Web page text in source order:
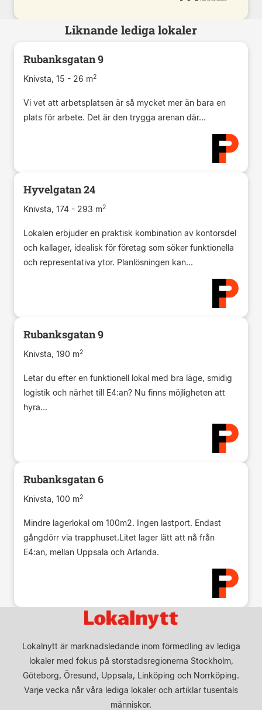
Liknande lediga lokaler
Rubanksgatan 9
Knivsta, 15 - 26 m2
Vi vet att arbetsplatsen är så mycket mer än bara en
plats för arbete. Det är den trygga arenan där...
Hyvelgatan 24
Knivsta, 174 - 293 m2
Lokalen erbjuder en praktisk kombination av kontorsdel
och kallager, idealisk för företag som söker funktionella
och representativa ytor. Planlösningen kan...
Rubanksgatan 9
Knivsta, 190 m2
Letar du efter en funktionell lokal med bra läge, smidig
logistik och närhet till E4:an? Nu finns möjligheten att
hyra...
Rubanksgatan 6
Knivsta, 100 m2
Mindre lagerlokal om 100m2. Ingen lastport. Endast
gångdörr via trapphuset.Litet lager lätt att nå från
E4:an, mellan Uppsala och Arlanda.
Lokalnytt är marknadsledande inom förmedling av lediga
lokaler med fokus på storstadsregionerna Stockholm,
Göteborg, Öresund, Uppsala, Linköping och Norrköping.
Varje vecka når våra lediga lokaler och artiklar tusentals
människor.